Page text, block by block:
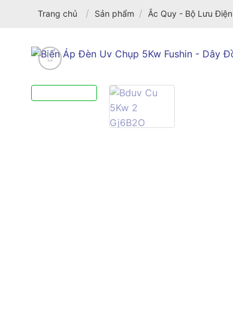
Trang chủ / Sản phẩm / Ắc Quy - Bộ Lưu